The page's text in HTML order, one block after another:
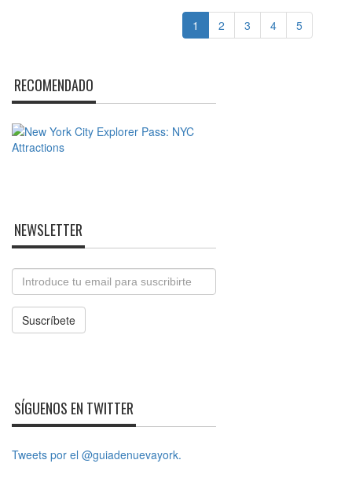
1 2 3 4 5
RECOMENDADO
NEWSLETTER
Email
Suscríbete
SÍGUENOS EN TWITTER
Tweets por el @guiadenuevayork.